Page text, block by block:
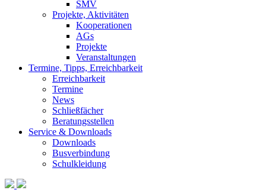
SMV
Projekte, Aktivitäten
Kooperationen
AGs
Projekte
Veranstaltungen
Termine, Tipps, Erreichbarkeit
Erreichbarkeit
Termine
News
Schließfächer
Beratungsstellen
Service & Downloads
Downloads
Busverbindung
Schulkleidung